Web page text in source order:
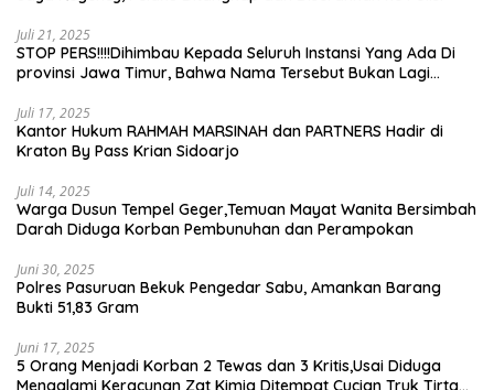
Juli 21, 2025
STOP PERS!!!!Dihimbau Kepada Seluruh Instansi Yang Ada Di
provinsi Jawa Timur, Bahwa Nama Tersebut Bukan Lagi
Juli 17, 2025
Kantor Hukum RAHMAH MARSINAH dan PARTNERS Hadir di
Kraton By Pass Krian Sidoarjo
Juli 14, 2025
Warga Dusun Tempel Geger,Temuan Mayat Wanita Bersimbah
Darah Diduga Korban Pembunuhan dan Perampokan
Juni 30, 2025
Polres Pasuruan Bekuk Pengedar Sabu, Amankan Barang
Bukti 51,83 Gram
Juni 17, 2025
5 Orang Menjadi Korban 2 Tewas dan 3 Kritis,Usai Diduga
Mengalami Keracunan Zat Kimia Ditempat Cucian Truk Tirta